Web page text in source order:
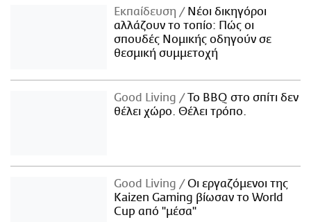
Εκπαίδευση
Νέοι δικηγόροι
αλλάζουν το τοπίο: Πώς οι
σπουδές Νομικής οδηγούν σε
θεσμική συμμετοχή
Good Living
Το BBQ στο σπίτι δεν
θέλει χώρο. Θέλει τρόπο.
Good Living
Οι εργαζόμενοι της
Kaizen Gaming βίωσαν το World
Cup από "μέσα"